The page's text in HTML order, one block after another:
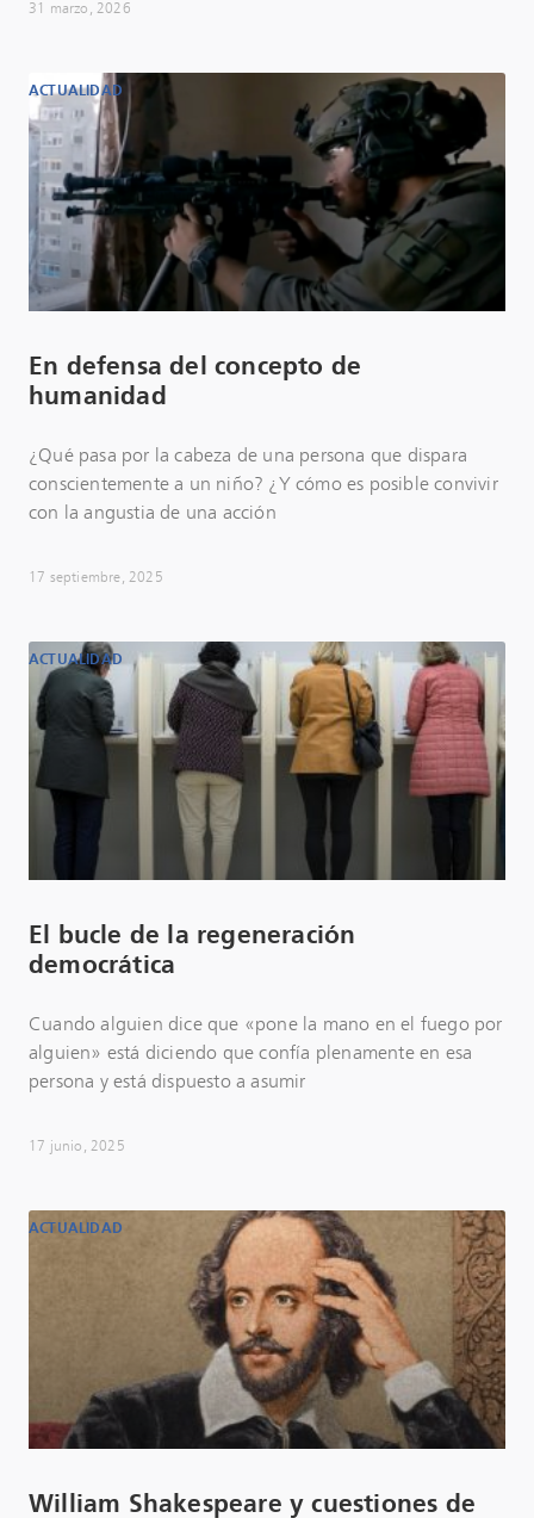
31 marzo, 2026
ACTUALIDAD
En defensa del concepto de
humanidad
¿Qué pasa por la cabeza de una persona que dispara
conscientemente a un niño? ¿Y cómo es posible convivir
con la angustia de una acción
17 septiembre, 2025
ACTUALIDAD
El bucle de la regeneración
democrática
Cuando alguien dice que «pone la mano en el fuego por
alguien» está diciendo que confía plenamente en esa
persona y está dispuesto a asumir
17 junio, 2025
ACTUALIDAD
William Shakespeare y cuestiones de